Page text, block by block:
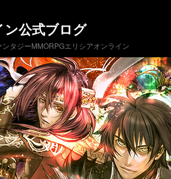
公式ブログ
タジーMMORPGエリシアオンライン